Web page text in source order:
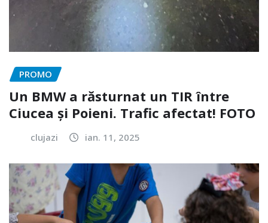
PROMO
Un BMW a răsturnat un TIR între
Ciucea și Poieni. Trafic afectat! FOTO
clujazi ian. 11, 2025